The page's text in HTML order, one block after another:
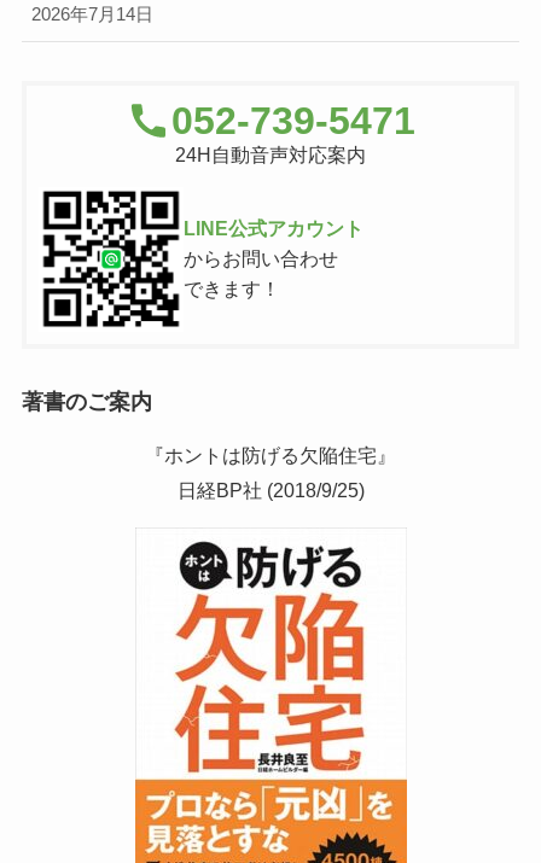
2026年7月14日
052-739-5471
24H自動音声対応案内
LINE公式アカウント
からお問い合わせ
できます！
著書のご案内
『ホントは防げる欠陥住宅』
日経BP社 (2018/9/25)